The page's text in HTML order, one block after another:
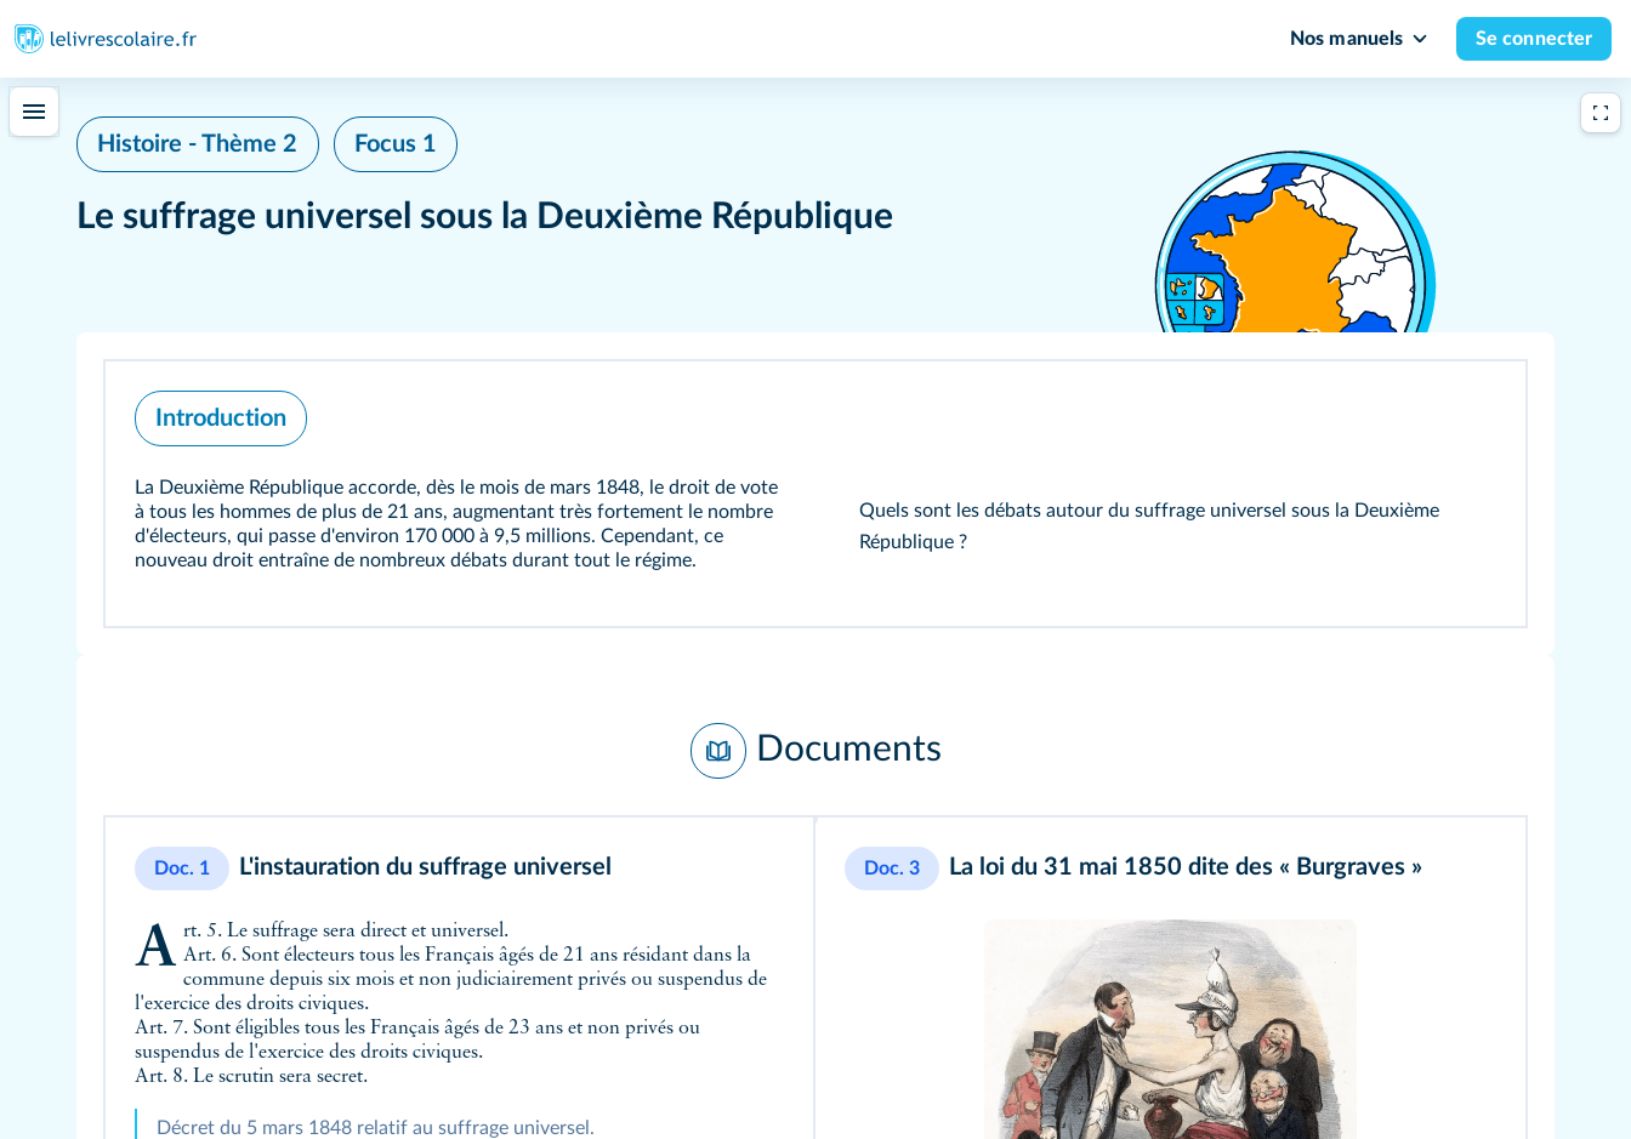
Nos manuels Se connecter
Histoire - Thème 2 Focus 1
Le suffrage universel sous la Deuxième République
Introduction
La Deuxième République accorde, dès le mois de mars 1848, le droit de vote
à tous les hommes de plus de 21 ans, augmentant très fortement le nombre
d'électeurs, qui passe d'environ 170 000 à 9,5 millions. Cependant, ce
nouveau droit entraîne de nombreux débats durant tout le régime.
Quels sont les débats autour du suffrage universel sous la Deuxième
République ?
Documents
Doc. 1 L'instauration du suffrage universel
Art. 5. Le suffrage sera direct et universel.
Art. 6. Sont électeurs tous les Français âgés de 21 ans résidant dans la
commune depuis six mois et non judiciairement privés ou suspendus de
l'exercice des droits civiques.
Art. 7. Sont éligibles tous les Français âgés de 23 ans et non privés ou
suspendus de l'exercice des droits civiques.
Art. 8. Le scrutin sera secret.
Décret du 5 mars 1848 relatif au suffrage universel.
Doc. 3 La loi du 31 mai 1850 dite des « Burgraves »